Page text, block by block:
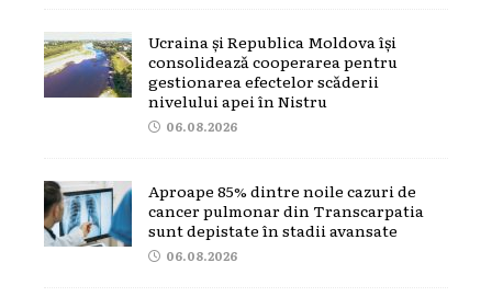
Ucraina și Republica Moldova își
consolidează cooperarea pentru
gestionarea efectelor scăderii
nivelului apei în Nistru
06.08.2026
Aproape 85% dintre noile cazuri de
cancer pulmonar din Transcarpatia
sunt depistate în stadii avansate
06.08.2026